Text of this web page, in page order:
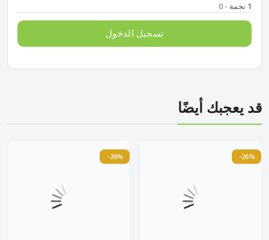
1 نجمة - 0
تسجيل الدخول
قد يعجبك أيضًا
-26% -26%